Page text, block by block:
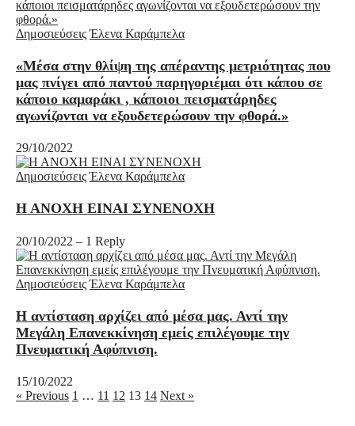
Δημοσιεύσεις Έλενα Καράμπελα
«Μέσα στην θλίψη της απέραντης μετριότητας που
μας πνίγει από παντού παρηγοριέμαι ότι κάπου σε
κάποιο καμαράκι , κάποιοι πεισματάρηδες
αγωνίζονται να εξουδετερώσουν την φθορά.»
29/10/2022
Δημοσιεύσεις Έλενα Καράμπελα
Η ΑΝΟΧΗ ΕΙΝΑΙ ΣΥΝΕΝΟΧΗ
20/10/2022 – 1 Reply
Δημοσιεύσεις Έλενα Καράμπελα
H αντίσταση αρχίζει από μέσα μας. Αντί την
Μεγάλη Επανεκκίνηση εμείς επιλέγουμε την
Πνευματική Αφύπνιση.
15/10/2022
« Previous 1 … 11 12 13 14 Next »